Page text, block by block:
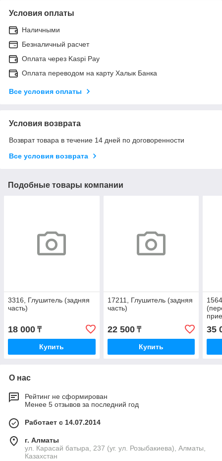
Условия оплаты
Наличными
Безналичный расчет
Оплата через Kaspi Pay
Оплата переводом на карту Халык Банка
Все условия оплаты
Условия возврата
Возврат товара в течение 14 дней по договоренности
Все условия возврата
Подобные товары компании
3316, Глушитель (задняя
часть)
18 000 ₸
Купить
17211, Глушитель (задняя
часть)
22 500₸
Купить
35
О нас
Рейтинг не сформирован
Менее 5 отзывов за последний год
Работает с 14.07.2014
г. Алматы
ул. Карасай батыра, 237 (уг. ул. Розыбакиева), Алматы,
Казахстан